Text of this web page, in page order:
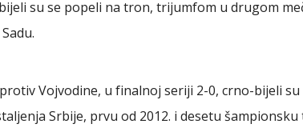
su se popeli na tron, trijumfom u drugom
Vojvodine, u finalnoj seriji 2-0, crno-bijeli
Srbije, prvu od 2012. i desetu